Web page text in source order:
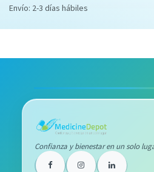
Envío: 2-3 días hábiles
Confianza y bienestar en un solo